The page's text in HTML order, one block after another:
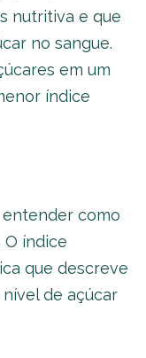
nutritiva e que
no sangue.
em um
índice
como
O índice
que descreve
de açúcar